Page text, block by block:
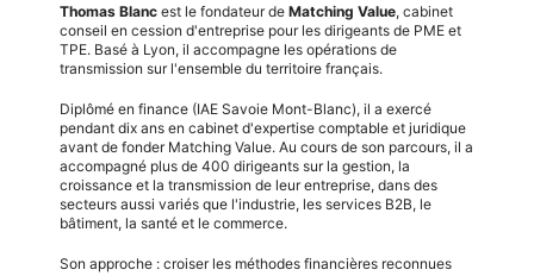
Thomas Blanc est le fondateur de Matching Value, cabinet
conseil en cession d'entreprise pour les dirigeants de PME et
TPE. Basé à Lyon, il accompagne les opérations de
transmission sur l'ensemble du territoire français.
Diplômé en finance (IAE Savoie Mont-Blanc), il a exercé
pendant dix ans en cabinet d'expertise comptable et juridique
avant de fonder Matching Value. Au cours de son parcours, il a
accompagné plus de 400 dirigeants sur la gestion, la
croissance et la transmission de leur entreprise, dans des
secteurs aussi variés que l'industrie, les services B2B, le
bâtiment, la santé et le commerce.
Son approche : croiser les méthodes financières reconnues